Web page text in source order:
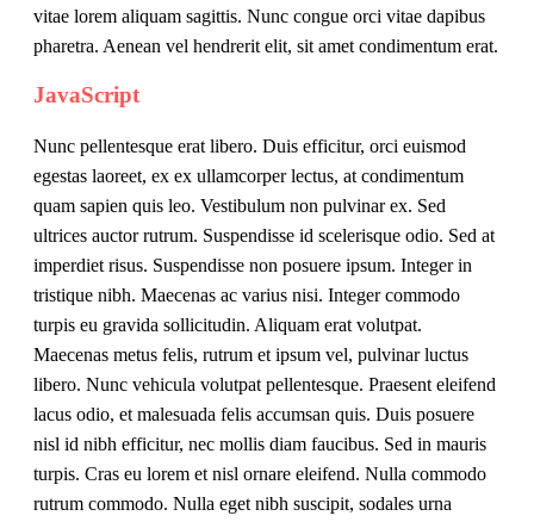
vitae lorem aliquam sagittis. Nunc congue orci vitae dapibus
pharetra. Aenean vel hendrerit elit, sit amet condimentum erat.
JavaScript
Nunc pellentesque erat libero. Duis efficitur, orci euismod
egestas laoreet, ex ex ullamcorper lectus, at condimentum
quam sapien quis leo. Vestibulum non pulvinar ex. Sed
ultrices auctor rutrum. Suspendisse id scelerisque odio. Sed at
imperdiet risus. Suspendisse non posuere ipsum. Integer in
tristique nibh. Maecenas ac varius nisi. Integer commodo
turpis eu gravida sollicitudin. Aliquam erat volutpat.
Maecenas metus felis, rutrum et ipsum vel, pulvinar luctus
libero. Nunc vehicula volutpat pellentesque. Praesent eleifend
lacus odio, et malesuada felis accumsan quis. Duis posuere
nisl id nibh efficitur, nec mollis diam faucibus. Sed in mauris
turpis. Cras eu lorem et nisl ornare eleifend. Nulla commodo
rutrum commodo. Nulla eget nibh suscipit, sodales urna